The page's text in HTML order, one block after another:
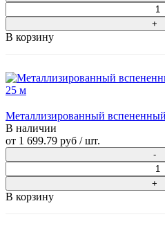
В корзину
Металлизированный
В наличии
от 1 699.79 руб / шт.
В корзину